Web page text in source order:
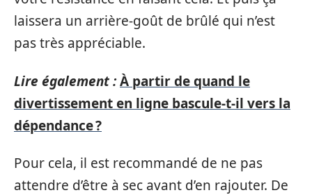
laissera un arrière-goût de brûlé qui n’est
pas très appréciable.
Lire également :À partir de quand le
divertissement en ligne bascule-t-il vers la
dépendance ?
Pour cela, il est recommandé de ne pas
attendre d’être à sec avant d’en rajouter. De